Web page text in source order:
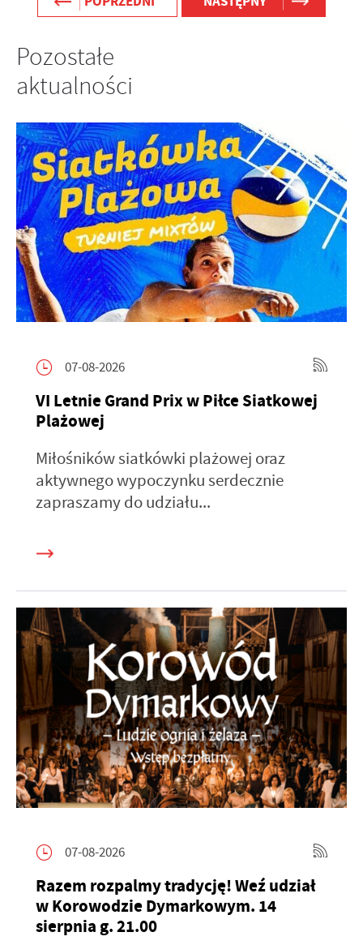
Pozostałe
aktualności
07-08-2026
VI Letnie Grand Prix w Piłce Siatkowej
Plażowej
Miłośników siatkówki plażowej oraz
aktywnego wypoczynku serdecznie
zapraszamy do udziału...
07-08-2026
Razem rozpalmy tradycję! Weź udział
w Korowodzie Dymarkowym. 14
sierpnia g. 21.00